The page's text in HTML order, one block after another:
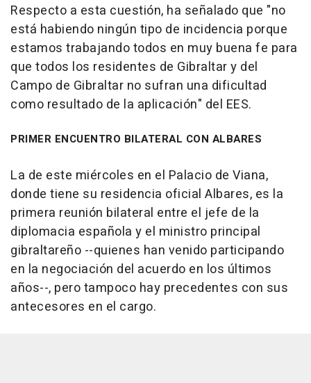
Respecto a esta cuestión, ha señalado que "no
está habiendo ningún tipo de incidencia porque
estamos trabajando todos en muy buena fe para
que todos los residentes de Gibraltar y del
Campo de Gibraltar no sufran una dificultad
como resultado de la aplicación" del EES.
PRIMER ENCUENTRO BILATERAL CON ALBARES
La de este miércoles en el Palacio de Viana,
donde tiene su residencia oficial Albares, es la
primera reunión bilateral entre el jefe de la
diplomacia española y el ministro principal
gibraltareño --quienes han venido participando
en la negociación del acuerdo en los últimos
años--, pero tampoco hay precedentes con sus
antecesores en el cargo.